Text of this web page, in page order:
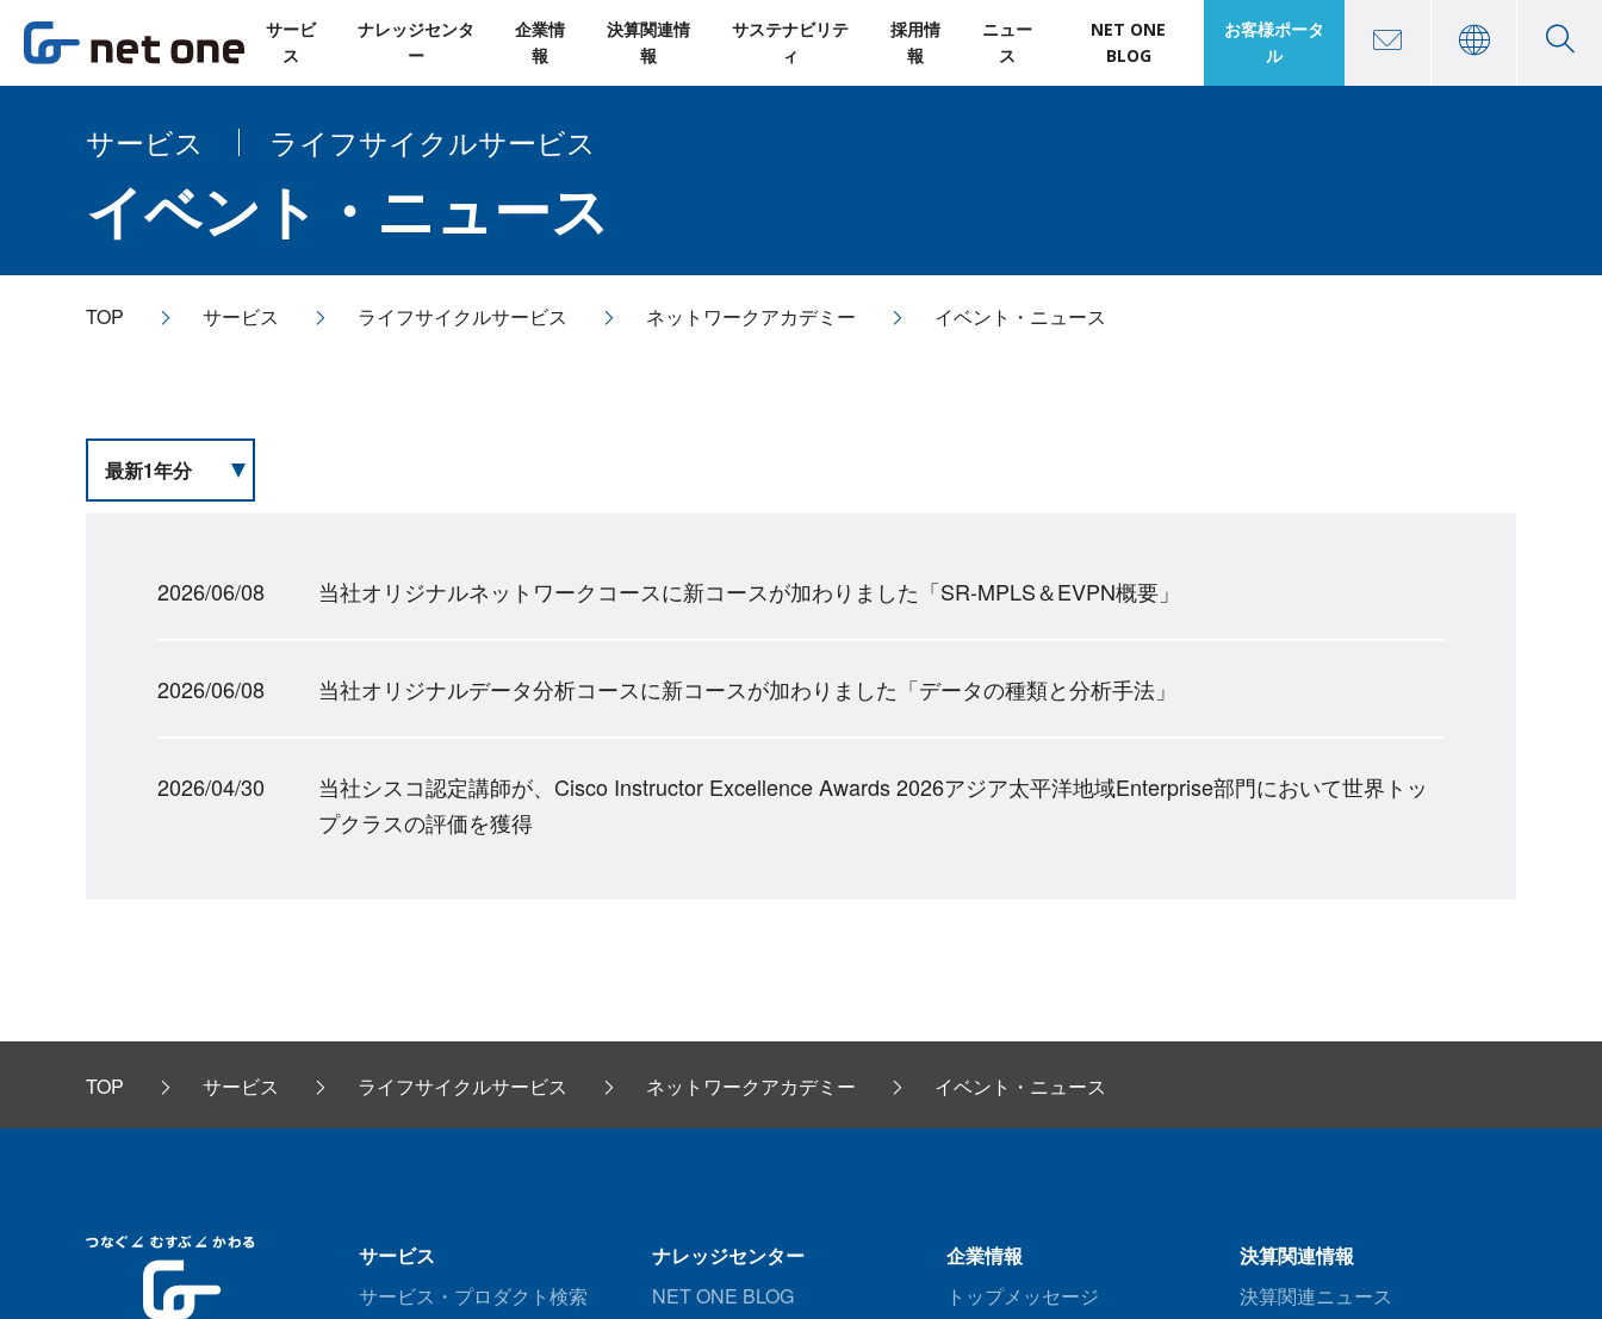
サービ
ス
ナレッジセンタ
ー
企業情
報
決算関連情
報
サステナビリテ
ィ
採用情
報
ニュー
ス
NET ONE
BLOG
お客様ポータ
ル
サービス ライフサイクルサービス
イベント・ニュース
TOP サービス ライフサイクルサービス ネットワークアカデミー イベント・ニュース
2026/06/08 当社オリジナルネットワークコースに新コースが加わりました「SR-MPLS＆EVPN概要」
2026/06/08 当社オリジナルデータ分析コースに新コースが加わりました「データの種類と分析手法」
2026/04/30
当社シスコ認定講師が、Cisco Instructor Excellence Awards 2026アジア太平洋地域Enterprise部門において世界トッ
プクラスの評価を獲得
TOP サービス ライフサイクルサービス ネットワークアカデミー イベント・ニュース
サービス
サービス・プロダクト検索
ナレッジセンター
NET ONE BLOG
企業情報
トップメッセージ
決算関連情報
決算関連ニュース